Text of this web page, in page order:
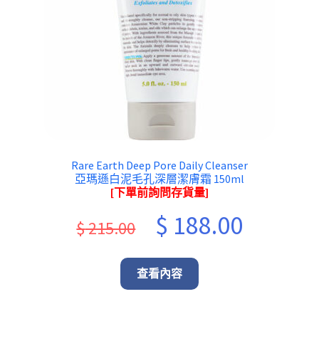
Rare Earth Deep Pore Daily Cleanser
亞瑪遜白泥毛孔深層潔膚霜 150ml
[下單前詢問存貨量]
$215.00
Original
was:
$ 188.00Current
查看內容